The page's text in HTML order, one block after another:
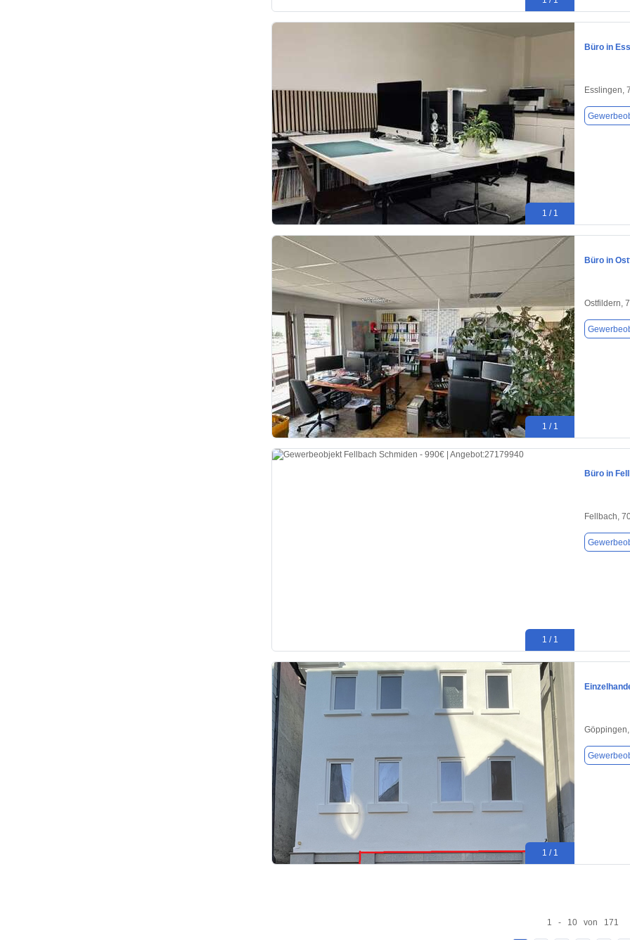
1 / 1
Büro in
Esslingen,
1 / 1
Büro in
Ostfildern,
1 / 1
Büro in
Fellbach,
1 / 1
1 - 10 von 171